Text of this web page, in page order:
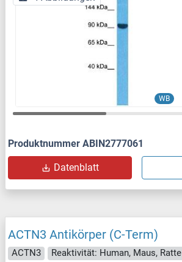
WB
Produktnummer ABIN2777061
Datenblatt
ACTN3 Antikörper (C-Term)
ACTN3 Reaktivität: Human, Maus, Ratte